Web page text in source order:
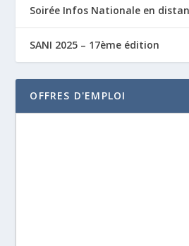
Soirée Infos Nationale en
SANI 2025 – 17ème édition
OFFRES D'EMPLOI